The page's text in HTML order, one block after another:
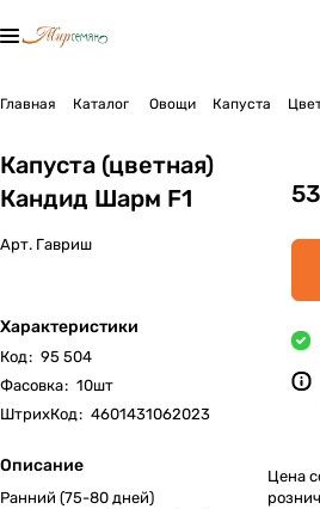
Главная Каталог Овощи Капуста
Капуста (цветная)
Кандид Шарм F1
Арт. Гавриш
Характеристики
Код: 95 504
Фасовка: 10шт
ШтрихКод: 4601431062023
Описание
Ранний (75-80 дней)
Цена